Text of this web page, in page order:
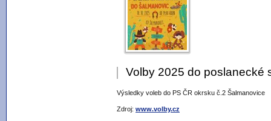
Volby 2025 do poslanecké
Výsledky voleb do PS ČR okrsku č.2 Šalmanovice
Zdroj: www.volby.cz